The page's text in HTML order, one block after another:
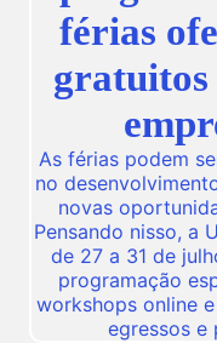
férias
gratuitos
As férias podem
no
novas
Pensando nisso, a
de 27 a 31 de
programação
workshops online
egressos e